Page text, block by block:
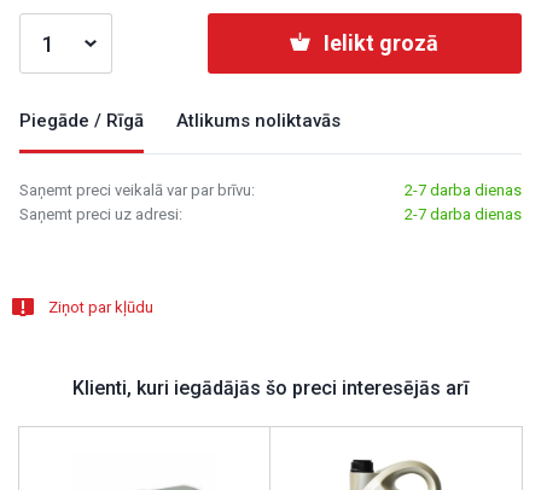
Ielikt grozā
Piegāde / Rīgā Atlikums noliktavās
Saņemt preci veikalā var par brīvu:
2-7 darba dienas
Saņemt preci uz adresi:
2-7 darba dienas
Ziņot par kļūdu
Klienti, kuri iegādājās šo preci interesējās arī